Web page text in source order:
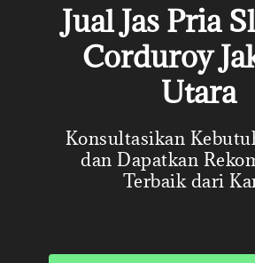
Jual Jas Pria
Corduroy
Utara
Konsultasikan
dan Dapatkan
Terbaik dari